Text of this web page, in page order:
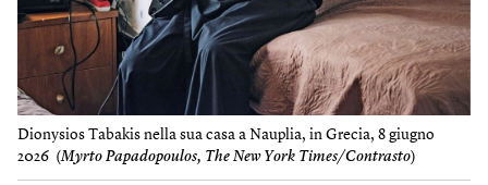
Dionysios Tabakis nella sua casa a Nauplia, in Grecia, 8 giugno
2026 (Myrto Papadopoulos, The New York Times/Contrasto)